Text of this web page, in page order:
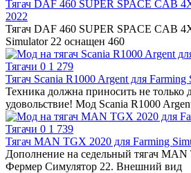
Тягач DAF 460 SUPER SPACE CAB
2022
Тягач DAF 460 SUPER SPACE CAB
Simulator 22 оснащен 460
Тягачи 0 1 279
Тягач Scania R1000 Argent для Farming
Техника должна приносить не только
удовольствие! Мод Scania R1000
Тягачи 0 1 739
Тягач MAN TGX 2020 для Farming
Дополнение на седельный тягач
Фермер Симулятор 22. Внешний вид